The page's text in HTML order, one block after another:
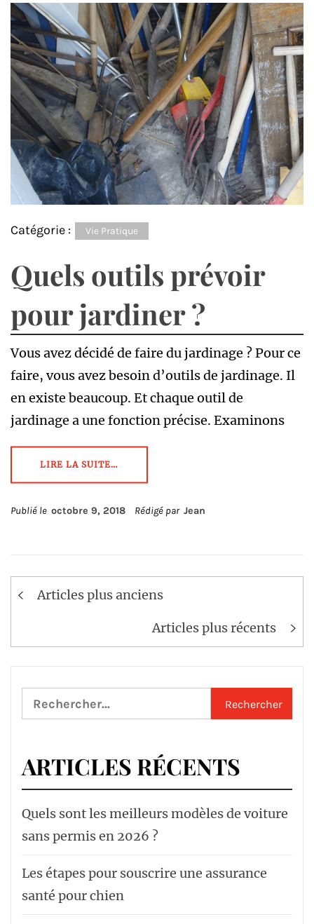
Catégorie : Vie Pratique
Quels outils prévoir
pour jardiner ?
Vous avez décidé de faire du jardinage ? Pour ce
faire, vous avez besoin d’outils de jardinage. Il
en existe beaucoup. Et chaque outil de
jardinage a une fonction précise. Examinons
LIRE LA SUITE…
Publié le octobre 9, 2018 Rédigé par Jean
Navigation
Articles plus anciens
Articles plus récents
Rechercher :
ARTICLES RÉCENTS
Quels sont les meilleurs modèles de voiture
sans permis en 2026 ?
Les étapes pour souscrire une assurance
santé pour chien